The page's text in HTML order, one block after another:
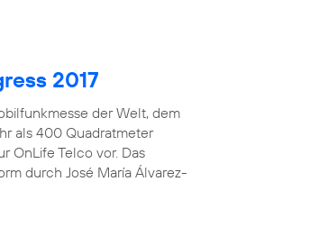
2017
der Welt, dem
als 400 Quadratmeter
OnLife Telco vor. Das
durch José María Álvarez-